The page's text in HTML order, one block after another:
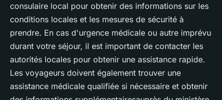
consulaire local pour obtenir des informations sur les
conditions locales et les mesures de sécurité à
prendre. En cas d'urgence médicale ou autre imprévu
durant votre séjour, il est important de contacter les
autorités locales pour obtenir une assistance rapide.
Les voyageurs doivent également trouver une
assistance médicale qualifiée si nécessaire et obtenir